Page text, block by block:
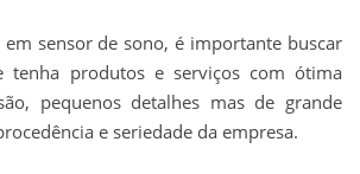
em sensor de sono, é importante buscar
tenha produtos e serviços com ótima
pequenos detalhes mas de grande
e seriedade da empresa.